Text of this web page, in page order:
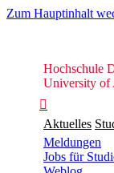
Zum Hauptinhalt
Hochschule
University of

Aktuelles
Meldungen
Jobs für